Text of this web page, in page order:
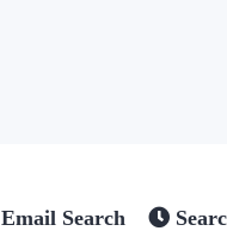
Email Search